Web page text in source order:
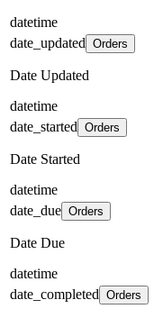
datetime
date_updated Orders
Date Updated
datetime
date_started Orders
Date Started
datetime
date_due Orders
Date Due
datetime
date_completed Orders